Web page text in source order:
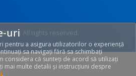
All rights reserved.
[T: 0.3245, O: 92]
uri
pentru a asigura utilizatorilor o experiență
sa navigați fără sa schimbați
considera că sunteți de acord să utilizați
mai multe detalii și instrucțiuni despre
.